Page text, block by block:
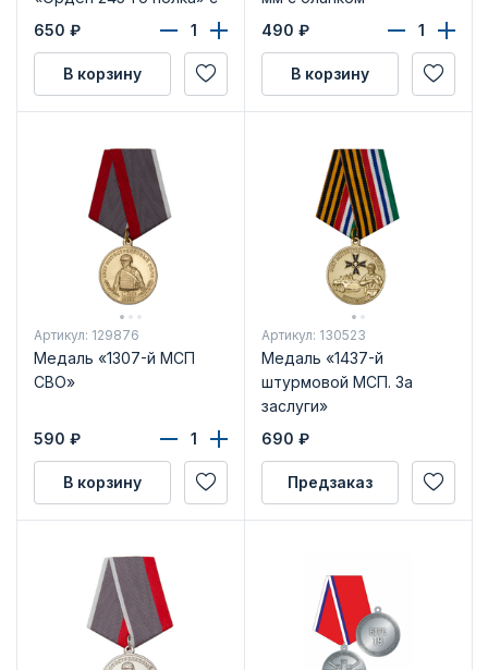
бланком удостоверения
650 ₽
В корзину
удостоверения
490 ₽
В корзину
Артикул: 129876
Медаль «1307-й МСП
СВО»
590 ₽
В корзину
Артикул: 130523
Медаль «1437-й
штурмовой МСП. За
заслуги»
690 ₽
Предзаказ